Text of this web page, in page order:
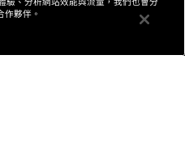
驗、分析網站效能與流量，我們也會分
作夥伴。